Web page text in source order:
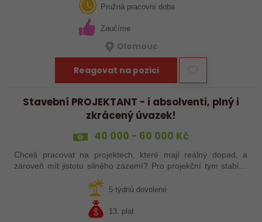
Olomouce. Pozice je… Pružná pracovní doba
Zaučíme
Olomouc
Reagovat na pozici
Stavební PROJEKTANT - i absolventi, plný i
zkrácený úvazek!
40 000 - 60 000 Kč
Chceš pracovat na projektech, které mají reálný dopad, a
zároveň mít jistotu silného zázemí? Pro projekční tým stabilní
pobočku v Uherském…
5 týdnů dovolené
13. plat